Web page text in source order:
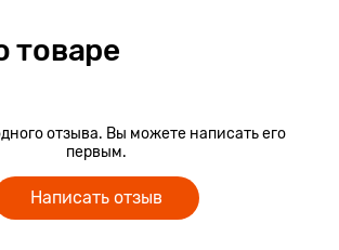
товаре
отзыва. Вы можете написать его
первым.
Написать отзыв